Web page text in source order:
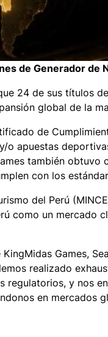
de Generador de
24 de sus títulos
global de la
de
apuestas
también
con los
del Perú
como un mercado
Games,
realizado
regulatorios, y nos
en mercados